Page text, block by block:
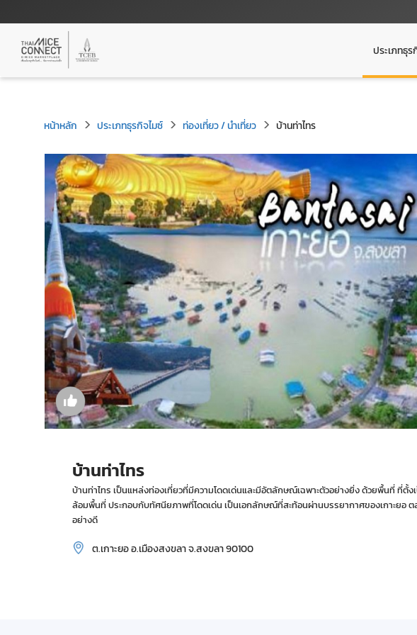
ประเภทธุร
หน้าหลัก ประเภทธุรกิจไมซ์ ท่องเที่ยว / นำเที่ยว บ้านท่าไทร
บ้านท่าไทร
บ้านท่าไทร เป็นแหล่งท่องเที่ยวที่มีความโดดเด่นและมีอัตลักษณ์เฉพาะตัวอย่างยิ่ง ด้วยพื้นที่ ที่ตั้ง
ล้อมพื้นที่ ประกอบกับทัศนียภาพที่โดดเด่น เป็นเอกลักษณ์ที่สะท้อนผ่านบรรยากาศของเกาะยอ
อย่างดี
ต.เกาะยอ อ.เมืองสงขลา จ.สงขลา 90100